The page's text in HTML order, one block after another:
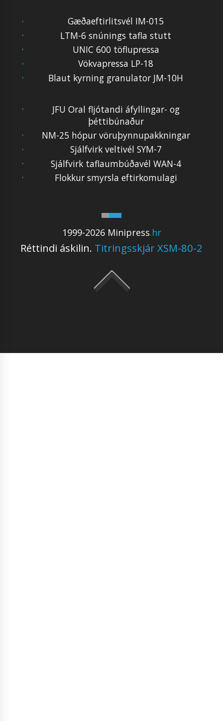
Gæðaeftirlitsvél IM-015
LTM-6 snúnings tafla stutt
UNIC 600 töflupressa
Vökvapressa LP-18
Blaut kyrning granulator JM-10H
1999-2026 Minipress.hr
Réttindi áskilin. Titringsskjár XSM-80-2
JFU Oral fljótandi áfyllingar- og
þéttibúnaður
NM-25 hópur vöruþynnupakkningar
Sjálfvirk veltivél SYM-7
Sjálfvirk taflaumbúðavél WAN-4
Flokkur smyrsla eftirkomulagi